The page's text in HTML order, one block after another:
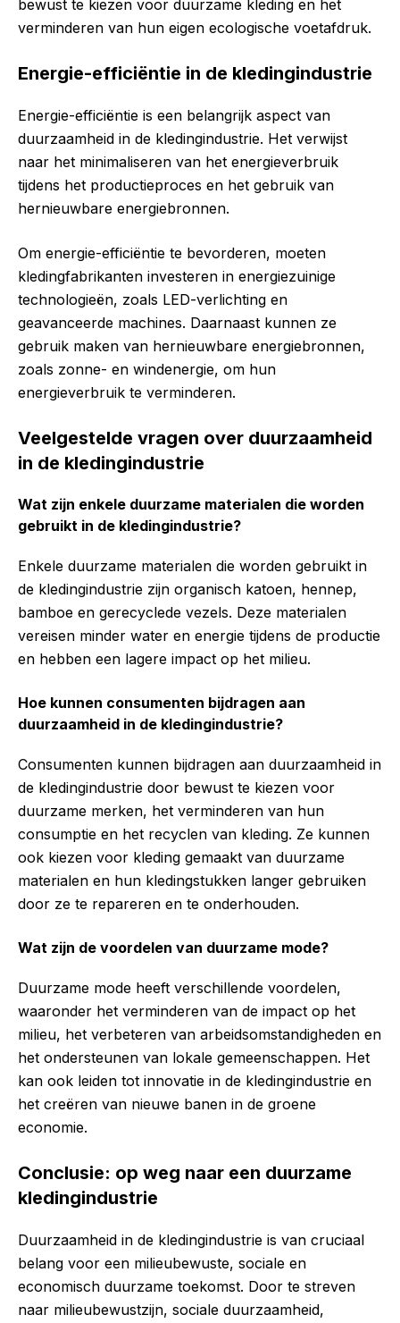
bewust te kiezen voor duurzame kleding en het
verminderen van hun eigen ecologische voetafdruk.
Energie-efficiëntie in de kledingindustrie
Energie-efficiëntie is een belangrijk aspect van
duurzaamheid in de kledingindustrie. Het verwijst
naar het minimaliseren van het energieverbruik
tijdens het productieproces en het gebruik van
hernieuwbare energiebronnen.
Om energie-efficiëntie te bevorderen, moeten
kledingfabrikanten investeren in energiezuinige
technologieën, zoals LED-verlichting en
geavanceerde machines. Daarnaast kunnen ze
gebruik maken van hernieuwbare energiebronnen,
zoals zonne- en windenergie, om hun
energieverbruik te verminderen.
Veelgestelde vragen over duurzaamheid
in de kledingindustrie
Wat zijn enkele duurzame materialen die worden
gebruikt in de kledingindustrie?
Enkele duurzame materialen die worden gebruikt in
de kledingindustrie zijn organisch katoen, hennep,
bamboe en gerecyclede vezels. Deze materialen
vereisen minder water en energie tijdens de productie
en hebben een lagere impact op het milieu.
Hoe kunnen consumenten bijdragen aan
duurzaamheid in de kledingindustrie?
Consumenten kunnen bijdragen aan duurzaamheid in
de kledingindustrie door bewust te kiezen voor
duurzame merken, het verminderen van hun
consumptie en het recyclen van kleding. Ze kunnen
ook kiezen voor kleding gemaakt van duurzame
materialen en hun kledingstukken langer gebruiken
door ze te repareren en te onderhouden.
Wat zijn de voordelen van duurzame mode?
Duurzame mode heeft verschillende voordelen,
waaronder het verminderen van de impact op het
milieu, het verbeteren van arbeidsomstandigheden en
het ondersteunen van lokale gemeenschappen. Het
kan ook leiden tot innovatie in de kledingindustrie en
het creëren van nieuwe banen in de groene
economie.
Conclusie: op weg naar een duurzame
kledingindustrie
Duurzaamheid in de kledingindustrie is van cruciaal
belang voor een milieubewuste, sociale en
economisch duurzame toekomst. Door te streven
naar milieubewustzijn, sociale duurzaamheid,